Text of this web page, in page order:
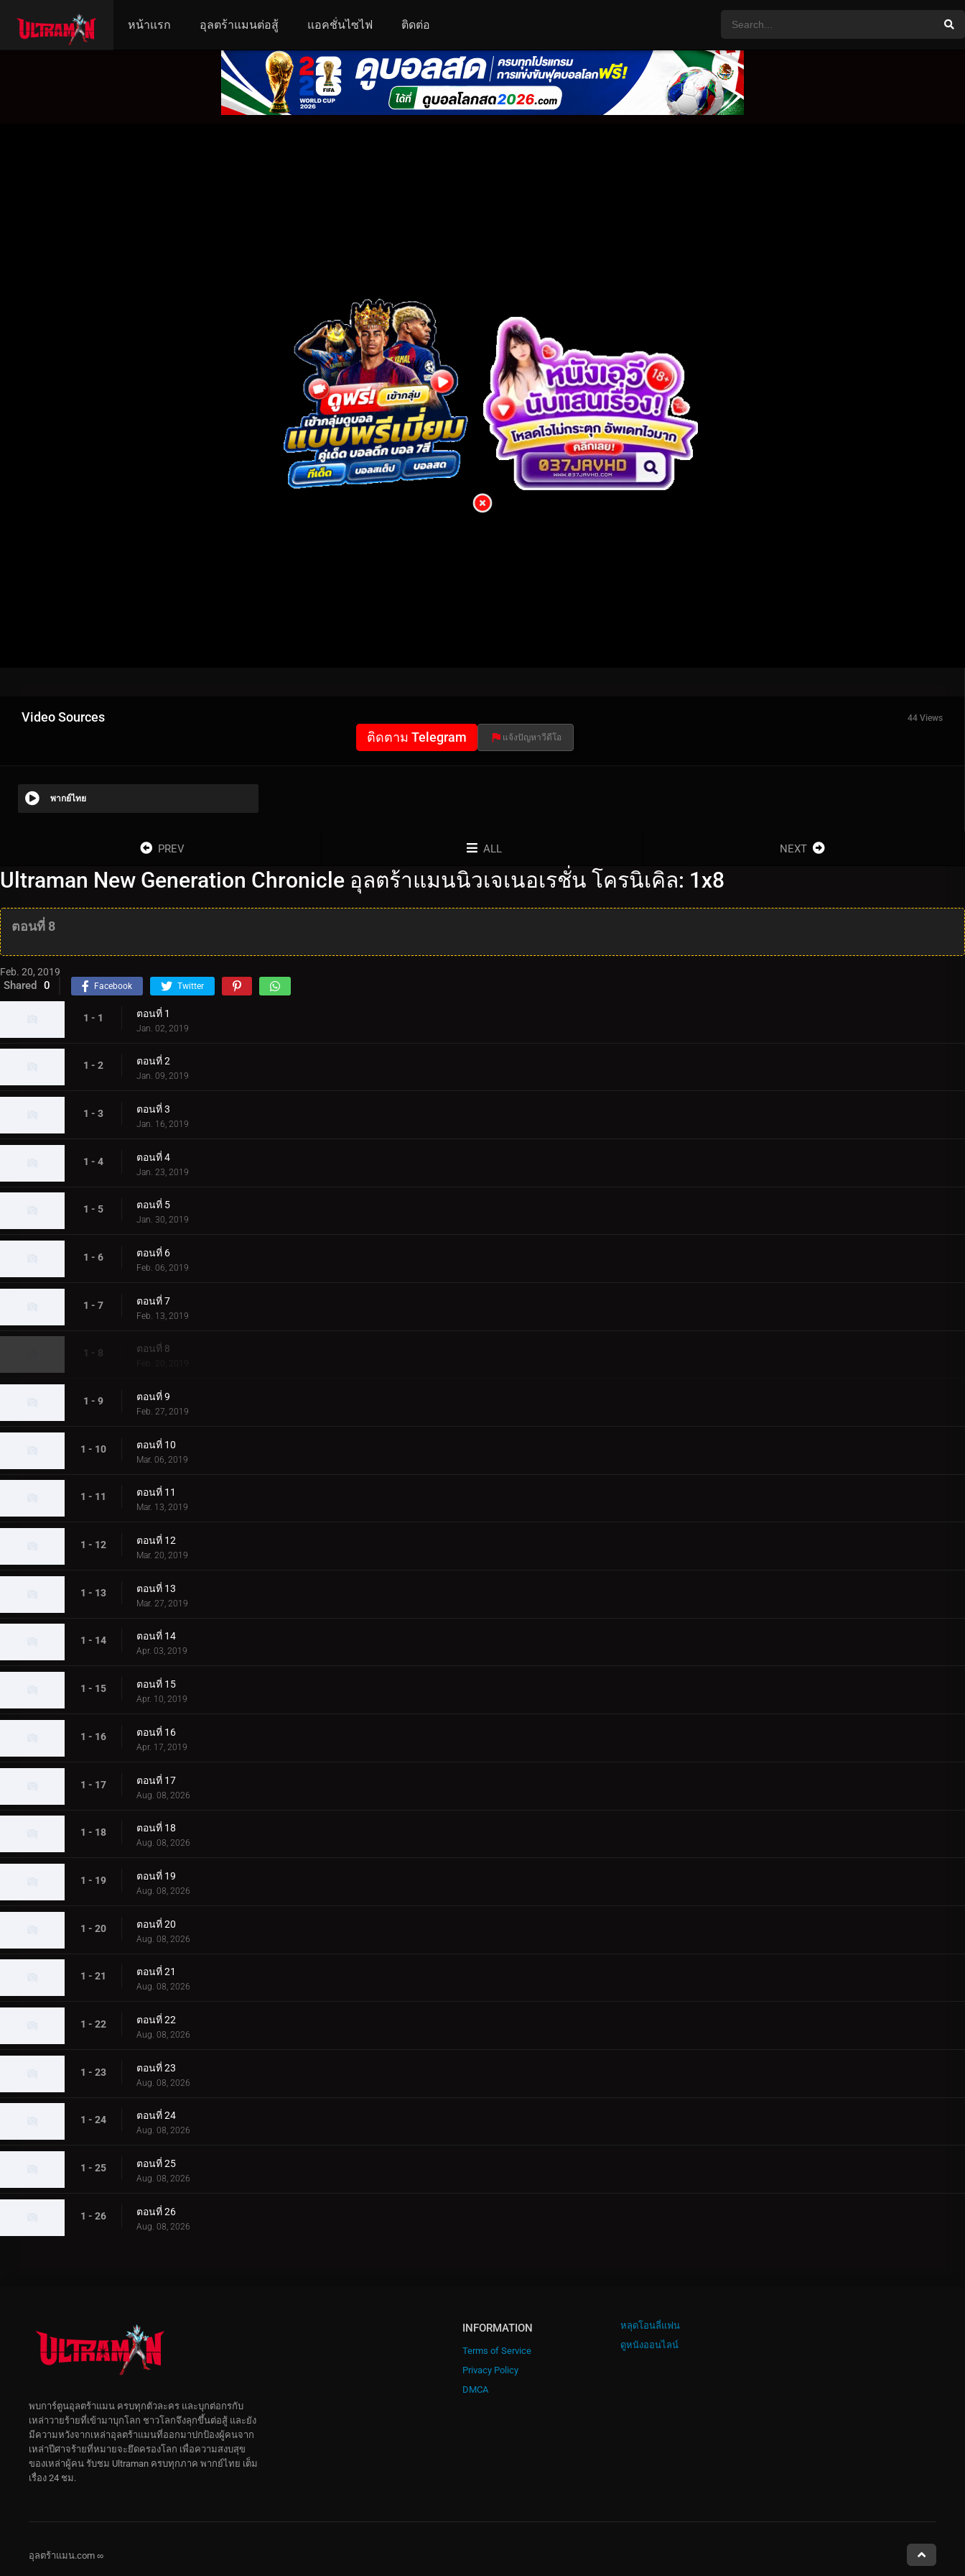
หน้าแรก อุลตร้าแมนต่อสู้ แอคชั่นไซไฟ ติดต่อ
Video Sources 44 Views
ติดตาม Telegram แจ้งปัญหาวีดีโอ
พากย์ไทย
PREV ALL NEXT
Ultraman New Generation Chronicle อุลตร้าแมนนิวเจเนอเรชั่น โครนิเคิล: 1x8
ตอนที่ 8
Feb. 20, 2019
Shared 0 Facebook Twitter
1 - 1 ตอนที่ 1
Jan. 02, 2019
1 - 2 ตอนที่ 2
Jan. 09, 2019
1 - 3 ตอนที่ 3
Jan. 16, 2019
1 - 4 ตอนที่ 4
Jan. 23, 2019
1 - 5 ตอนที่ 5
Jan. 30, 2019
1 - 6 ตอนที่ 6
Feb. 06, 2019
1 - 7 ตอนที่ 7
Feb. 13, 2019
1 - 8 ตอนที่ 8
Feb. 20, 2019
1 - 9 ตอนที่ 9
Feb. 27, 2019
1 - 10 ตอนที่ 10
Mar. 06, 2019
1 - 11 ตอนที่ 11
Mar. 13, 2019
1 - 12 ตอนที่ 12
Mar. 20, 2019
1 - 13 ตอนที่ 13
Mar. 27, 2019
1 - 14 ตอนที่ 14
Apr. 03, 2019
1 - 15 ตอนที่ 15
Apr. 10, 2019
1 - 16 ตอนที่ 16
Apr. 17, 2019
1 - 17 ตอนที่ 17
Aug. 08, 2026
1 - 18 ตอนที่ 18
Aug. 08, 2026
1 - 19 ตอนที่ 19
Aug. 08, 2026
1 - 20 ตอนที่ 20
Aug. 08, 2026
1 - 21 ตอนที่ 21
Aug. 08, 2026
1 - 22 ตอนที่ 22
Aug. 08, 2026
1 - 23 ตอนที่ 23
Aug. 08, 2026
1 - 24 ตอนที่ 24
Aug. 08, 2026
1 - 25 ตอนที่ 25
Aug. 08, 2026
1 - 26 ตอนที่ 26
Aug. 08, 2026
INFORMATION
Terms of Service
Privacy Policy
DMCA
หลุดโอนลี่แฟน
ดูหนังออนไลน์
พบการ์ตูนอุลตร้าแมน ครบทุกตัวละคร และบุกต่อกรกับ
เหล่าวายร้ายที่เข้ามาบุกโลก ชาวโลกจึงลุกขึ้นต่อสู้ และยัง
มีความหวังจากเหล่าอุลตร้าแมนที่ออกมาปกป้องผู้คนจาก
เหล่าปีศาจร้ายที่หมายจะยึดครองโลก เพื่อความสงบสุข
ของเหล่าผู้คน รับชม Ultraman ครบทุกภาค พากย์ไทย เต็ม
เรื่อง 24 ชม.
อุลตร้าแมน.com ∞